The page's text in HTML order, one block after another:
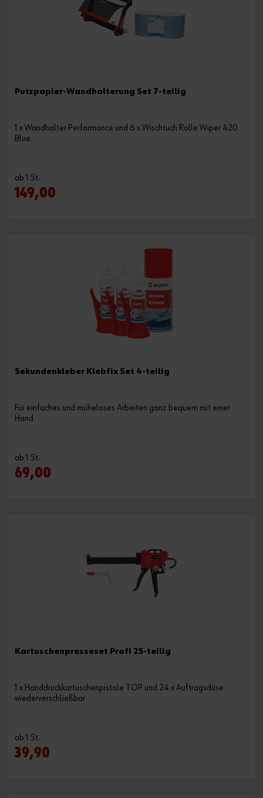
Putzpapier-Wandhalterung Set 7-teilig
1 x Wandhalter Performance und 6 x Wischtuch Rolle Wiper 420
Blue
ab 1 St.
149,00
Sekundenkleber Klebfix Set 4-teilig
Für einfaches und müheloses Arbeiten ganz bequem mit einer
Hand
ab 1 St.
69,00
Kartuschenpresseset Profi 25-teilig
1 x Handdruckkartuschenpistole TOP und 24 x Auftragsdüse
wiederverschließbar
ab 1 St.
39,90